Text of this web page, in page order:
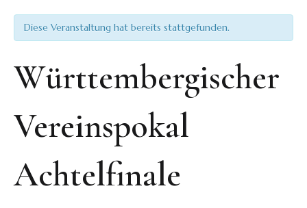
Diese Veranstaltung hat bereits stattgefunden.
Württembergischer
Vereinspokal
Achtelfinale